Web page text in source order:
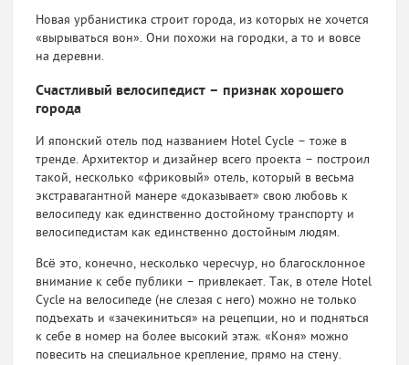
Новая урбанистика строит города, из которых не хочется
«вырываться вон». Они похожи на городки, а то и вовсе
на деревни.
Счастливый велосипедист – признак хорошего
города
И японский отель под названием Hotel Cycle – тоже в
тренде. Архитектор и дизайнер всего проекта – построил
такой, несколько «фриковый» отель, который в весьма
экстравагантной манере «доказывает» свою любовь к
велосипеду как единственно достойному транспорту и
велосипедистам как единственно достойным людям.
Всё это, конечно, несколько чересчур, но благосклонное
внимание к себе публики – привлекает. Так, в отеле Hotel
Cycle на велосипеде (не слезая с него) можно не только
подъехать и «зачекиниться» на рецепции, но и подняться
к себе в номер на более высокий этаж. «Коня» можно
повесить на специальное крепление, прямо на стену.